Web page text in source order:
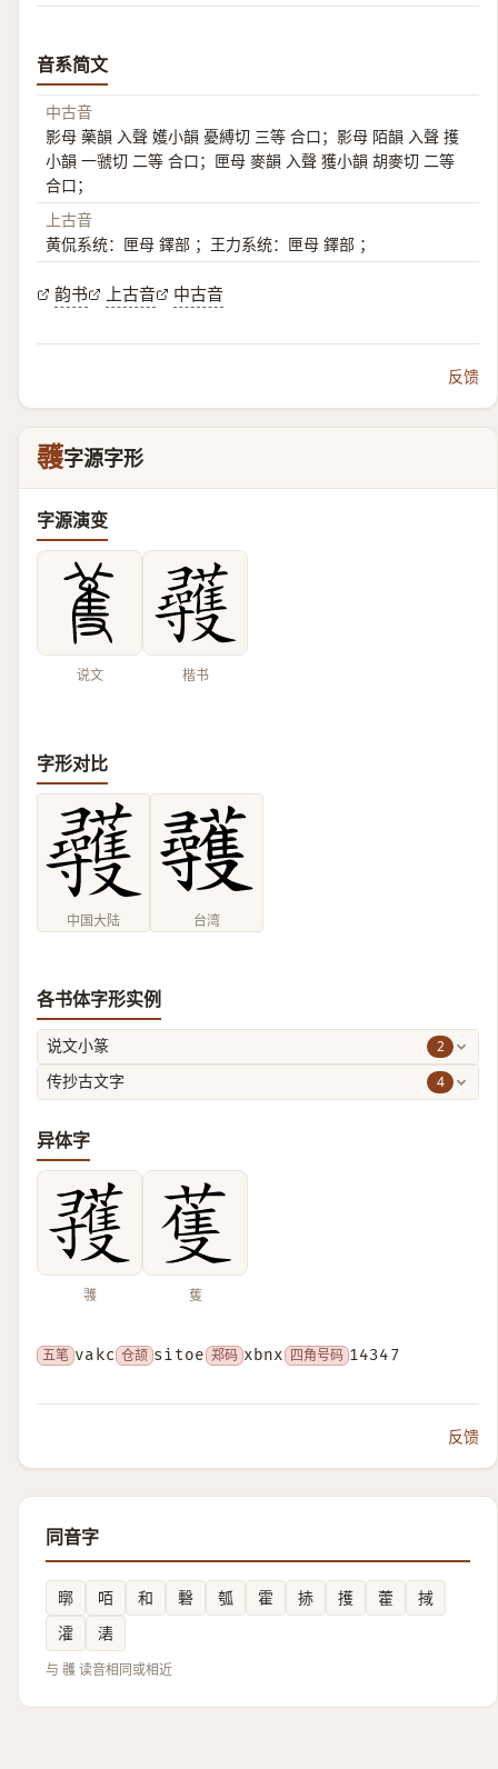
音系简文
中古音
影母 藥韻 入聲 嬳小韻 憂縛切 三等 合口；影母 陌韻 入聲 擭
小韻 一虢切 二等 合口；匣母 麥韻 入聲 獲小韻 胡麥切 二等
合口；
上古音
黄侃系统：匣母 鐸部 ；王力系统：匣母 鐸部 ；
韵书 上古音 中古音
反馈
彠字源字形
字源演变
说文 楷书
字形对比
中国大陆 台湾
各书体字形实例
说文小篆 2
传抄古文字 4
异体字
彟 蒦
五笔 vakc 仓颉 sitoe 郑码 xbnx 四角号码 14347
反馈
同音字
㬑 咟 和 礊 瓠 霍 捇 擭 藿
掝
瀖
湱
与 彠 读音相同或相近